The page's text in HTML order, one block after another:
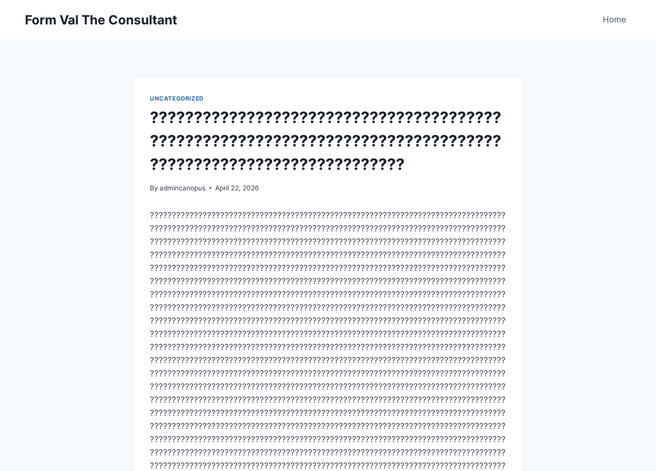
Form Val The Consultant Home
UNCATEGORIZED
????????????????????????????????????????
????????????????????????????????????????
?????????????????????????????
By admincanopus April 22, 2026
?????????????????????????????????????????????????????????????????????????????????
?????????????????????????????????????????????????????????????????????????????????
?????????????????????????????????????????????????????????????????????????????????
?????????????????????????????????????????????????????????????????????????????????
?????????????????????????????????????????????????????????????????????????????????
?????????????????????????????????????????????????????????????????????????????????
?????????????????????????????????????????????????????????????????????????????????
?????????????????????????????????????????????????????????????????????????????????
?????????????????????????????????????????????????????????????????????????????????
?????????????????????????????????????????????????????????????????????????????????
?????????????????????????????????????????????????????????????????????????????????
?????????????????????????????????????????????????????????????????????????????????
?????????????????????????????????????????????????????????????????????????????????
?????????????????????????????????????????????????????????????????????????????????
?????????????????????????????????????????????????????????????????????????????????
?????????????????????????????????????????????????????????????????????????????????
?????????????????????????????????????????????????????????????????????????????????
?????????????????????????????????????????????????????????????????????????????????
?????????????????????????????????????????????????????????????????????????????????
?????????????????????????????????????????????????????????????????????????????????